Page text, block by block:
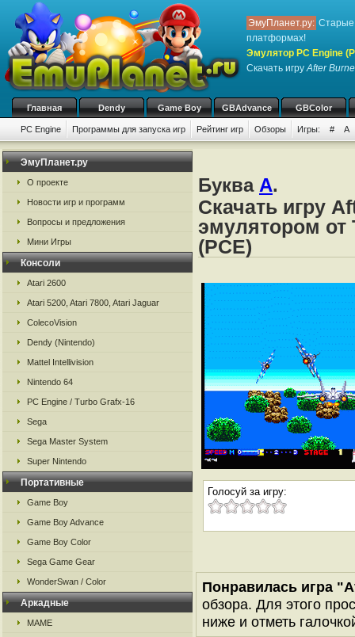
ЭмуПланет.ру: Старые
платформах!
Эмулятор PC Engine
Скачать игруAfter
Главная Dendy Game Boy GBAdvance GBColor
PC Engine Программы для запуска игр Рейтинг игр Обзоры Игры: # A
ЭмуПланет.ру
О проекте
Новости игр и программ
Вопросы и предложения
Мини Игры
Консоли
Atari 2600
Atari 5200, Atari 7800, Atari Jaguar
ColecoVision
Dendy (Nintendo)
Mattel Intellivision
Nintendo 64
PC Engine / Turbo Grafx-16
Sega
Sega Master System
Super Nintendo
Портативные
Game Boy
Game Boy Advance
Game Boy Color
Sega Game Gear
WonderSwan / Color
Аркадные
MAME
Буква A.
Скачать игру
эмулятором от
(PCE)
Голосуй за игру:
Понравилась игра
обзора. Для этого
ниже и отметь